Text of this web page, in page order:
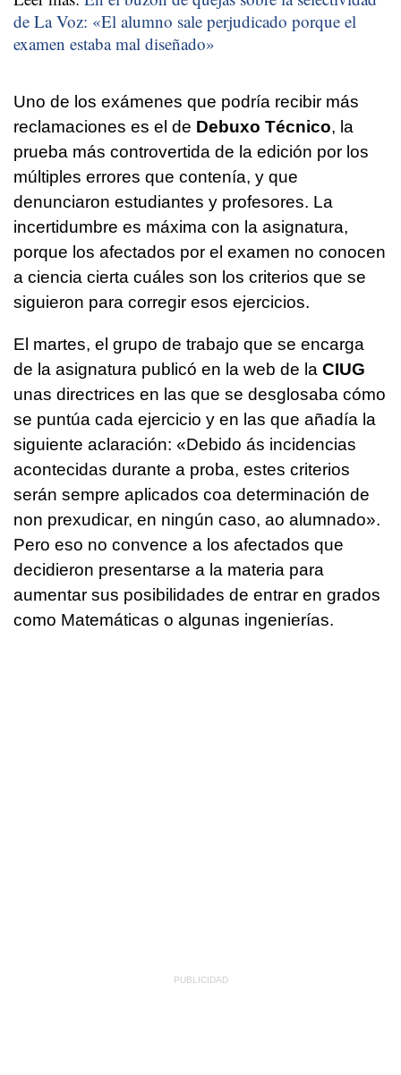
de La Voz: «El alumno sale perjudicado porque el
examen estaba mal diseñado»
Uno de los exámenes que podría recibir más
reclamaciones es el de Debuxo Técnico, la
prueba más controvertida de la edición por los
múltiples errores que contenía, y que
denunciaron estudiantes y profesores. La
incertidumbre es máxima con la asignatura,
porque los afectados por el examen no conocen
a ciencia cierta cuáles son los criterios que se
siguieron para corregir esos ejercicios.
El martes, el grupo de trabajo que se encarga
de la asignatura publicó en la web de la CIUG
unas directrices en las que se desglosaba cómo
se puntúa cada ejercicio y en las que añadía la
siguiente aclaración: «Debido ás incidencias
acontecidas durante a proba, estes criterios
serán sempre aplicados coa determinación de
non prexudicar, en ningún caso, ao alumnado».
Pero eso no convence a los afectados que
decidieron presentarse a la materia para
aumentar sus posibilidades de entrar en grados
como Matemáticas o algunas ingenierías.